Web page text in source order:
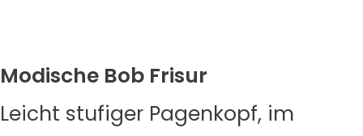
Modische Bob Frisur
Leicht stufiger Pagenkopf, im